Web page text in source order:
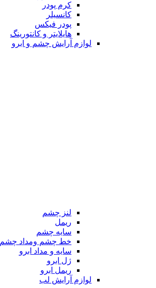
کرم پودر
کانسیلر
پودر فیکس
هایلایتر و کانتورینگ
لوازم آرایش چشم و ابرو
لنز چشم
ریمل
سایه چشم
خط چشم ومداد چشم
سایه و مداد ابرو
ژل ابرو
ریمل ابرو
لوازم آرایش لب